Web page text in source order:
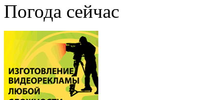
Погода сейчас